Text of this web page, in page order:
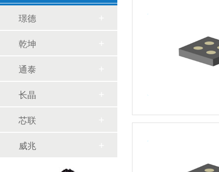
璟德
乾坤
通泰
长晶
芯联
威兆